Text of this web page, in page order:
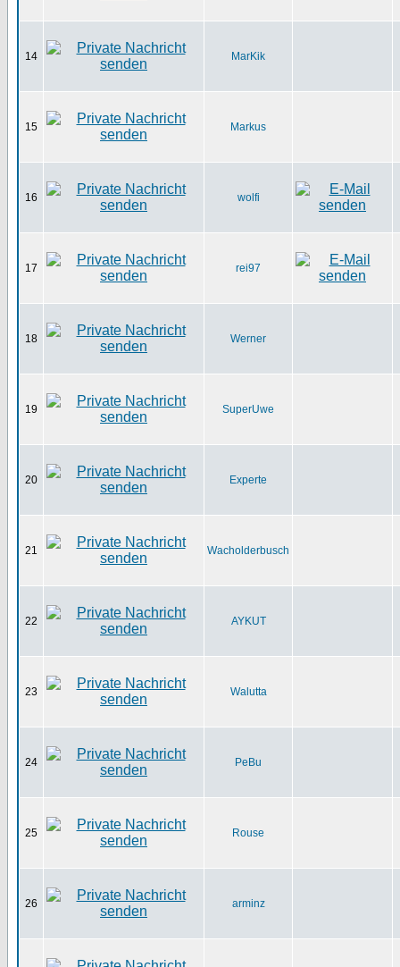
14 MarKik
15 Markus
16 wolfi
17 rei97
18 Werner
19 SuperUwe
20 Experte
21 Wacholderbusch
22 AYKUT
23 Walutta
24 PeBu
25 Rouse
26 arminz